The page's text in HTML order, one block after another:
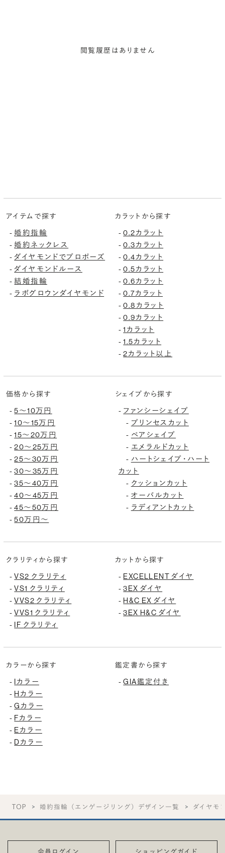
閲覧履歴はありません
アイテムで探す
-婚約指輪
-婚約ネックレス
-ダイヤモンドでプロポーズ
-ダイヤモンドルース
-結婚指輪
- ラボグロウンダイヤモンド
カラットから探す
-0.2カラット
-0.3カラット
-0.4カラット
-0.5カラット
-0.6カラット
-0.7カラット
-0.8カラット
-0.9カラット
-1カラット
-1.5カラット
-2カラット以上
価格から探す
-5〜10万円
-10〜15万円
-15〜20万円
-20〜25万円
-25〜30万円
-30〜35万円
-35〜40万円
-40〜45万円
-45〜50万円
-50万円〜
シェイプから探す
- ファンシーシェイプ
- プリンセスカット
- ペアシェイプ
- エメラルドカット
- ハートシェイプ・ハート
カット
- クッションカット
- オーバルカット
- ラディアントカット
クラリティから探す
-VS2 クラリティ
-VS1 クラリティ
-VVS2 クラリティ
-VVS1 クラリティ
- IF クラリティ
カットから探す
- EXCELLENT ダイヤ
-3EX ダイヤ
- H&C EX ダイヤ
-3EX H&C ダイヤ
カラーから探す
- Iカラー
- Hカラー
-Gカラー
- Fカラー
- Eカラー
- Dカラー
鑑定書から探す
-GIA鑑定付き
TOP 婚約指輪（エンゲージリング）デザイン一覧 ダイヤモ